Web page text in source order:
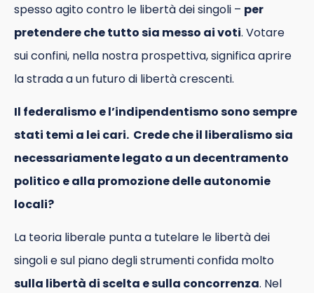
spesso agito contro le libertà dei singoli – per
pretendere che tutto sia messo ai voti. Votare
sui confini, nella nostra prospettiva, significa aprire
la strada a un futuro di libertà crescenti.
Il federalismo e l’indipendentismo sono sempre
stati temi a lei cari. Crede che il liberalismo sia
necessariamente legato a un decentramento
politico e alla promozione delle autonomie
locali?
La teoria liberale punta a tutelare le libertà dei
singoli e sul piano degli strumenti confida molto
sulla libertà di scelta e sulla concorrenza. Nel